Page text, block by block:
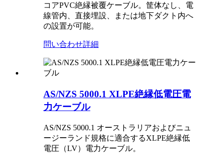
コアPVC絶縁被覆ケーブル。筐体なし、電
線管内、直接埋設、または地下ダクト内へ
の設置が可能。
問い合わせ詳細
AS/NZS 5000.1 XLPE絶縁低電圧電
力ケーブル
AS/NZS 5000.1 オーストラリアおよびニュ
ージーランド規格に適合するXLPE絶縁低
電圧（LV）電力ケーブル。